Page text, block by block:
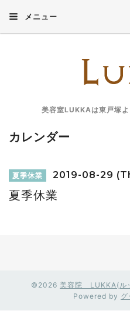
メニュー
美容室LUKKAは東戸塚
カレンダー
夏季休業 2019-08-29
夏季休業
©2026 美容院 LUKKA(ル
Powered by グ